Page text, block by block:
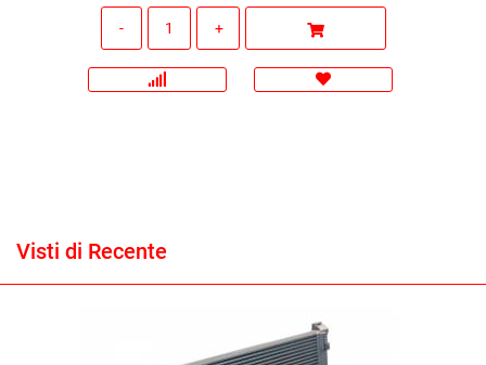
Visti di Recente